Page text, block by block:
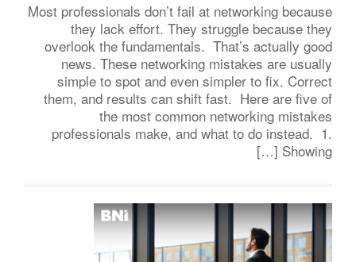
Most professionals don’t fail at networking because
they lack effort. They struggle because they
overlook the fundamentals. That’s actually good
news. These networking mistakes are usually
simple to spot and even simpler to fix. Correct
them, and results can shift fast. Here are five of
the most common networking mistakes
professionals make, and what to do instead. 1.
Showing […]